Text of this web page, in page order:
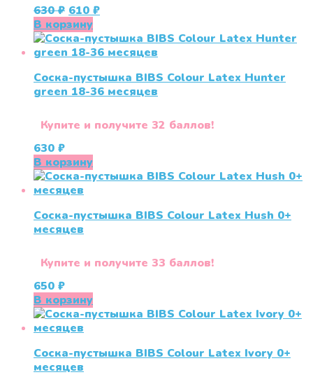
630₽ Первоначальная
цена
составляла
630 ₽.
610 ₽Текущая
610 ₽.
В корзину
Соска-пустышка BIBS Colour Latex Hunter
green 18-36 меcяцев
Купите и получите 32 баллов!
630 ₽
В корзину
Соска-пустышка BIBS Colour Latex Hush 0+
меcяцев
Купите и получите 33 баллов!
650 ₽
В корзину
Соска-пустышка BIBS Colour Latex Ivory 0+
меcяцев